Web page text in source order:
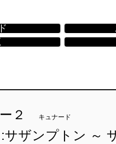
ー２ キュナード
:サザンプトン ～